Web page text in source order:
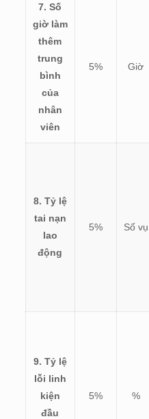
7. Số
giờ làm
thêm
trung
bình
của
nhân
viên
5% Giờ
8. Tỷ lệ
tai nạn
lao
động
5% Số vụ
9. Tỷ lệ
lỗi linh
kiện
đầu
5% %